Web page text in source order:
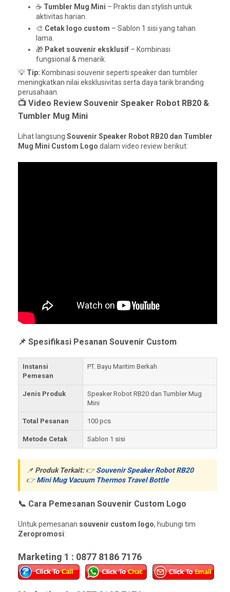
☕ Tumbler Mug Mini – Praktis dan stylish untuk
aktivitas harian.
🎨 Cetak logo custom – Sablon 1 sisi yang tahan
lama.
🎁 Paket souvenir eksklusif – Kombinasi
fungsional & menarik.
💡 Tip: Kombinasi souvenir seperti speaker dan tumbler
meningkatkan nilai eksklusivitas serta daya tarik branding
perusahaan.
📺 Video Review Souvenir Speaker Robot RB20 &
Tumbler Mug Mini
Lihat langsung Souvenir Speaker Robot RB20 dan Tumbler
Mug Mini Custom Logo dalam video review berikut:
📌 Spesifikasi Pesanan Souvenir Custom
Instansi
Pemesan
PT. Bayu Maritim Berkah
Jenis Produk
Speaker Robot RB20 dan Tumbler Mug
Mini
Total Pesanan 100 pcs
Metode Cetak Sablon 1 sisi
📌 Produk Terkait:👉Souvenir Speaker Robot RB20
👉Mini Mug Vacuum Thermos Travel Bottle
📞 Cara Pemesanan Souvenir Custom Logo
Untuk pemesanan souvenir custom logo, hubungi tim
Zeropromosi:
Marketing 1 : 0877 8186 7176